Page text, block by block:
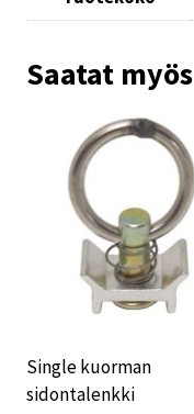
Saatat
Single kuorman
sidontalenkki